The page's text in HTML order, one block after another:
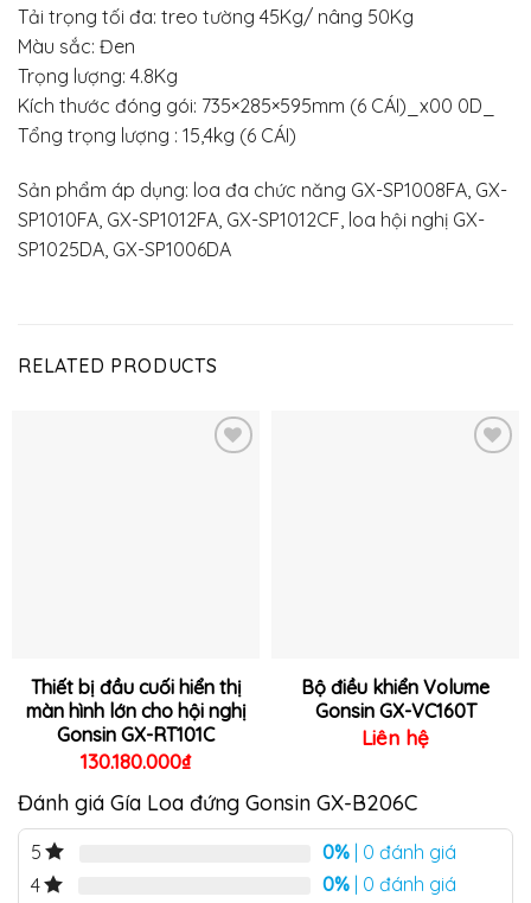
Tải trọng tối đa: treo tường 45Kg/ nâng 50Kg
Màu sắc: Đen
Trọng lượng: 4.8Kg
Kích thước đóng gói: 735×285×595mm (6 CÁI)_x00 0D_
Tổng trọng lượng : 15,4kg (6 CÁI)
Sản phẩm áp dụng: loa đa chức năng GX-SP1008FA, GX-
SP1010FA, GX-SP1012FA, GX-SP1012CF, loa hội nghị GX-
SP1025DA, GX-SP1006DA
RELATED PRODUCTS
Thiết bị đầu cuối hiển thị
màn hình lớn cho hội nghị
Gonsin GX-RT101C
130.180.000₫
Bộ điều khiển Volume
Gonsin GX-VC160T
Liên hệ
Đánh giá Gía Loa đứng Gonsin GX-B206C
5 0% | 0 đánh giá
4
0% | 0 đánh giá